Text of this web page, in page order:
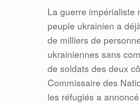
La guerre impérialiste
peuple ukrainien a
de milliers de
ukrainiennes sans
de soldats des deux
Commissaire des
les réfugiés a